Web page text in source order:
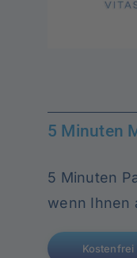
5 Minuten
5 Minuten
wenn Ihnen